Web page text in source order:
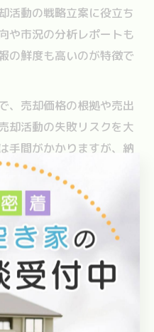
活動の戦略立案に役立ち
や市況の分析レポートも
の鮮度も高いのが特徴で
、売却価格の根拠や売出
却活動の失敗リスクを大
手間がかかりますが、納
なステップです。
野市の将来性を
アの将来性分析